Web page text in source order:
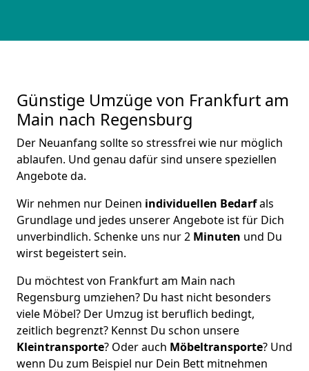
Günstige Umzüge von Frankfurt am
Main nach Regensburg
Der Neuanfang sollte so stressfrei wie nur möglich
ablaufen. Und genau dafür sind unsere speziellen
Angebote da.
Wir nehmen nur Deinen individuellen Bedarfals
Grundlage und jedes unserer Angebote ist für Dich
unverbindlich. Schenke uns nur 2 Minuten und Du
wirst begeistert sein.
Du möchtest von Frankfurt am Main nach
Regensburg umziehen? Du hast nicht besonders
viele Möbel? Der Umzug ist beruflich bedingt,
zeitlich begrenzt? Kennst Du schon unsere
Kleintransporte? Oder auch Möbeltransporte? Und
wenn Du zum Beispiel nur Dein Bett mitnehmen